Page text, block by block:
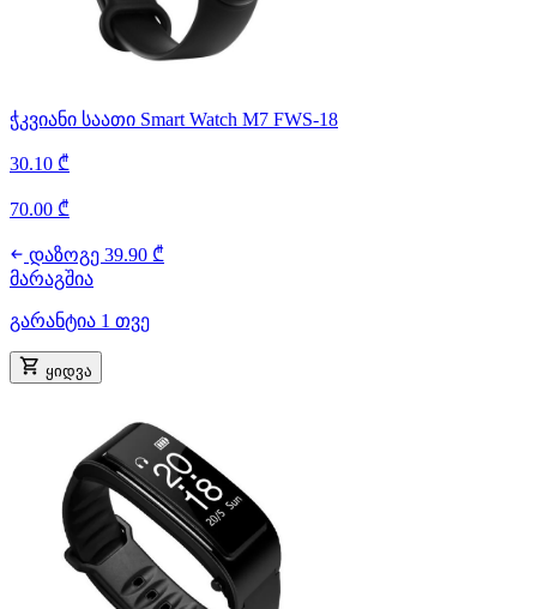
ჭკვიანი საათი Smart Watch M7 FWS-18
30.10 ₾
70.00 ₾
დაზოგე 39.90 ₾
მარაგშია
გარანტია 1 თვე
ყიდვა